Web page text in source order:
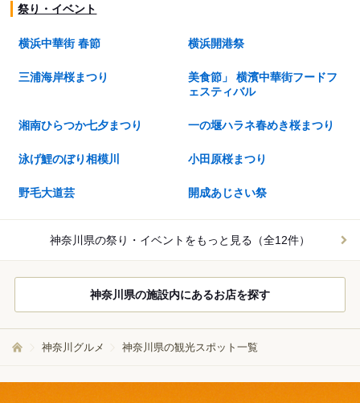
祭り・イベント
横浜中華街 春節 横浜開港祭
三浦海岸桜まつり
美食節」 横濱中華街フードフ
ェスティバル
湘南ひらつか七夕まつり 一の堰ハラネ春めき桜まつり
泳げ鯉のぼり相模川 小田原桜まつり
野毛大道芸 開成あじさい祭
神奈川県の祭り・イベントをもっと見る（全12件）
神奈川県の施設内にあるお店を探す
神奈川グルメ 神奈川県の観光スポット一覧